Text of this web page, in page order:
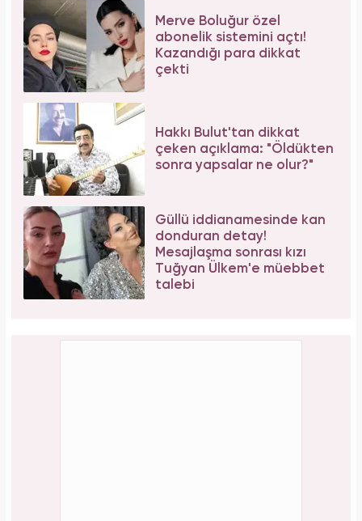
Merve Boluğur özel
abonelik sistemini açtı!
Kazandığı para dikkat
çekti
Hakkı Bulut'tan dikkat
çeken açıklama: "Öldükten
sonra yapsalar ne olur?"
Güllü iddianamesinde kan
donduran detay!
Mesajlaşma sonrası kızı
Tuğyan Ülkem'e müebbet
talebi